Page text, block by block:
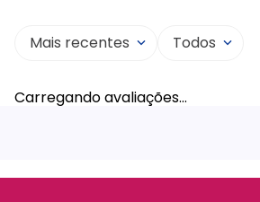
Mais recentes Todos
Carregando avaliações…